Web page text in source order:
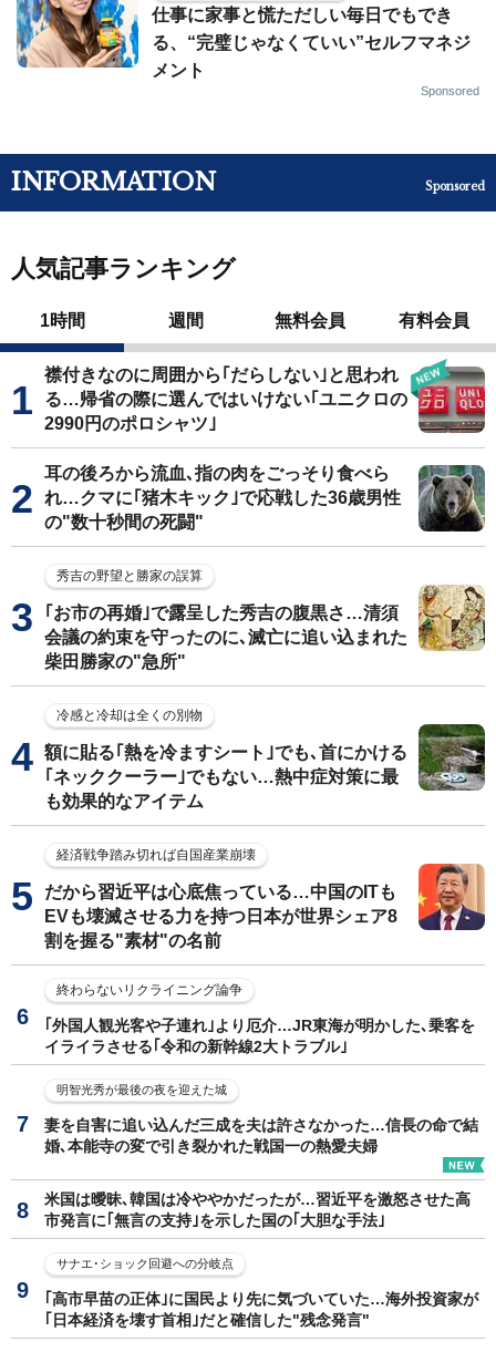
仕事に家事と慌ただしい毎日でもでき
る、“完璧じゃなくていい”セルフマネジ
メント
Sponsored
INFORMATION Sponsored
人気記事ランキング
1時間 週間 無料会員 有料会員
襟付きなのに周囲から｢だらしない｣と思われ
る…帰省の際に選んではいけない｢ユニクロの
2990円のポロシャツ｣
耳の後ろから流血､指の肉をごっそり食べら
れ…クマに｢猪木キック｣で応戦した36歳男性
の"数十秒間の死闘"
秀吉の野望と勝家の誤算
｢お市の再婚｣で露呈した秀吉の腹黒さ…清須
会議の約束を守ったのに､滅亡に追い込まれた
柴田勝家の"急所"
冷感と冷却は全くの別物
額に貼る｢熱を冷ますシート｣でも､首にかける
｢ネッククーラー｣でもない…熱中症対策に最
も効果的なアイテム
経済戦争踏み切れば自国産業崩壊
だから習近平は心底焦っている…中国のITも
EVも壊滅させる力を持つ日本が世界シェア8
割を握る"素材"の名前
終わらないリクライニング論争
｢外国人観光客や子連れ｣より厄介…JR東海が明かした､乗客を
イライラさせる｢令和の新幹線2大トラブル｣
明智光秀が最後の夜を迎えた城
妻を自害に追い込んだ三成を夫は許さなかった…信長の命で結
婚､本能寺の変で引き裂かれた戦国一の熱愛夫婦
米国は曖昧､韓国は冷ややかだったが…習近平を激怒させた高
市発言に｢無言の支持｣を示した国の｢大胆な手法｣
サナエ･ショック回避への分岐点
｢高市早苗の正体｣に国民より先に気づいていた…海外投資家が
｢日本経済を壊す首相｣だと確信した"残念発言"